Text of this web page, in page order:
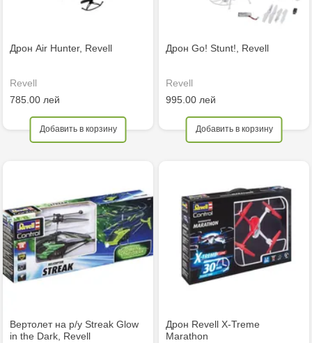
Дрон Air Hunter, Revell
Revell
785.00 лей
Добавить в корзину
Дрон Go! Stunt!, Revell
Revell
995.00 лей
Добавить в корзину
Вертолет на р/у Streak Glow
in the Dark, Revell
Дрон Revell X-Treme
Marathon